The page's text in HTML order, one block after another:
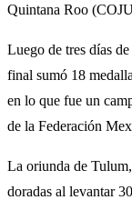
Quintana Roo
Luego de tres días
final sumó 18
en lo que fue un
de la Federación
La oriunda de
doradas al levantar